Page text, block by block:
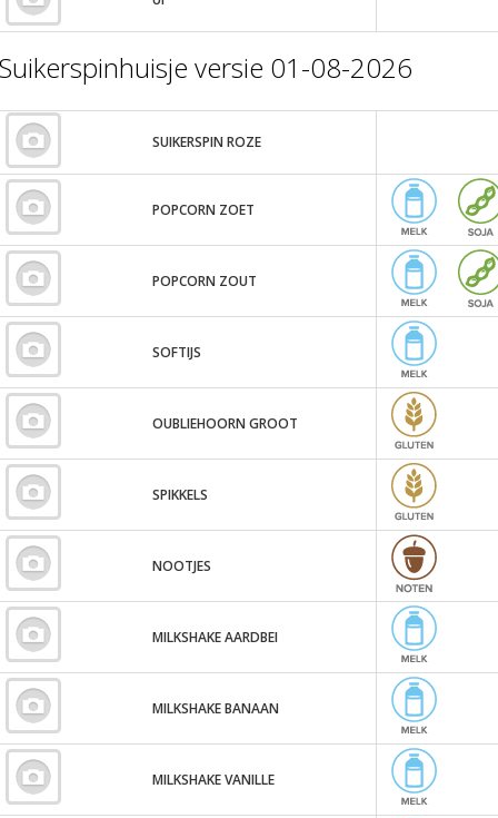
Suikerspinhuisje versie 01-08-2026
SUIKERSPIN ROZE
POPCORN ZOET
POPCORN ZOUT
SOFTIJS
OUBLIEHOORN GROOT
SPIKKELS
NOOTJES
MILKSHAKE AARDBEI
MILKSHAKE BANAAN
MILKSHAKE VANILLE